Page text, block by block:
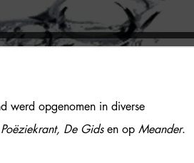
werd opgenomen in diverse
De Gids en op Meander.